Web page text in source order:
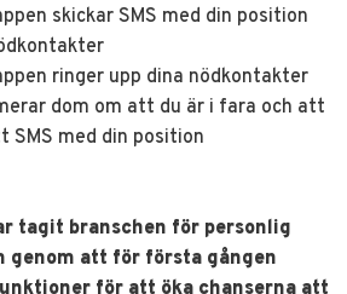
skickar SMS med din position
ringer upp dina nödkontakter
dom om att du är i fara och att
med din position
tagit branschen för personlig
genom att för första gången